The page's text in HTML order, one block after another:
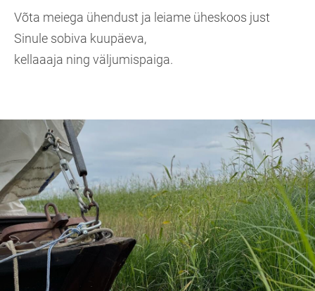
Võta meiega ühendust ja leiame üheskoos just
Sinule sobiva kuupäeva,
kellaaaja ning väljumispaiga.